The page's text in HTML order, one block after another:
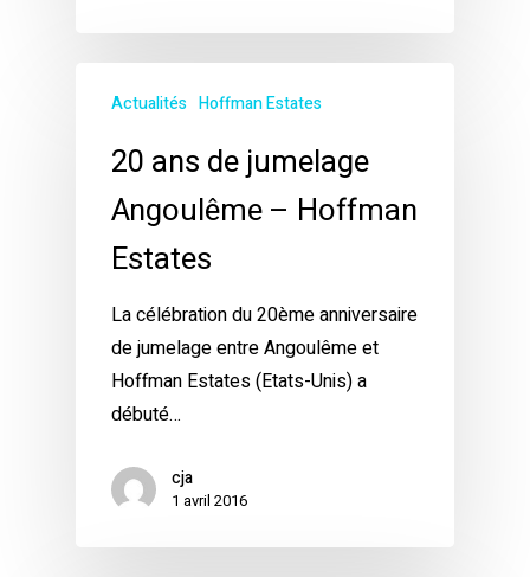
Actualités Hoffman Estates
20 ans de jumelage
Angoulême – Hoffman
Estates
La célébration du 20ème anniversaire
de jumelage entre Angoulême et
Hoffman Estates (Etats-Unis) a
débuté…
cja
1 avril 2016